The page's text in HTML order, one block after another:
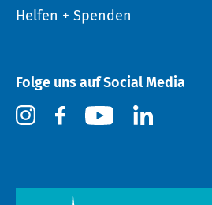
Helfen + Spenden
Folge uns auf Social Media